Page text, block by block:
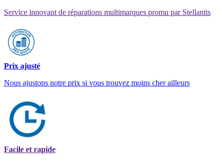
Service innovant de réparations multimarques promu par Stellantis
Prix ajusté
Nous ajustons notre prix si vous trouvez moins cher ailleurs
Facile et rapide